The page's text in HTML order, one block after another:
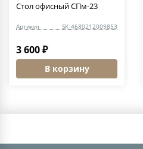
Стол офисный СПм-23
Артикул SK_4680212009853
3 600 ₽
В корзину